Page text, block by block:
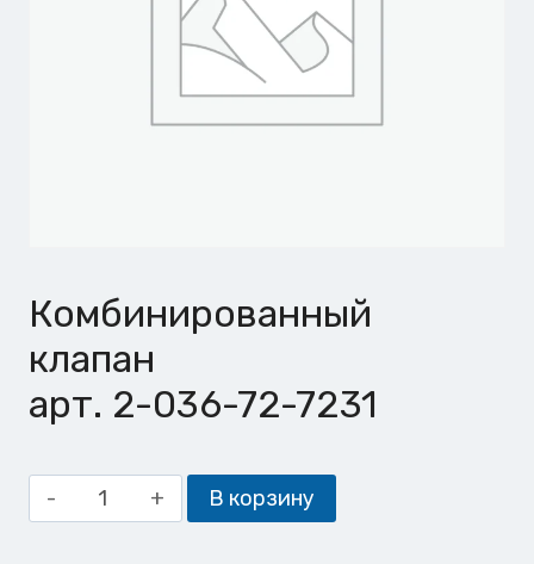
Комбинированный
клапан
арт. 2-036-72-7231
Количество
товара
В корзину